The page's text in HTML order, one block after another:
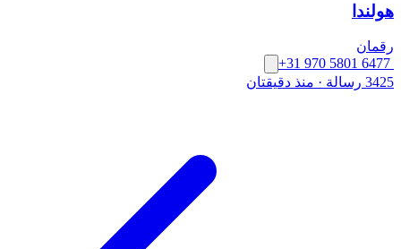
هولندا
رقمان
+31 970 5801 6477
3425 رسالة
· منذ دقيقتان